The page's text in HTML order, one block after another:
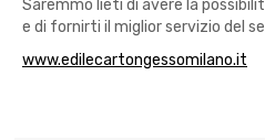
Saremmo lieti di avere la
e di fornirti il miglior servizio del
www.edilecartongessomilano.it